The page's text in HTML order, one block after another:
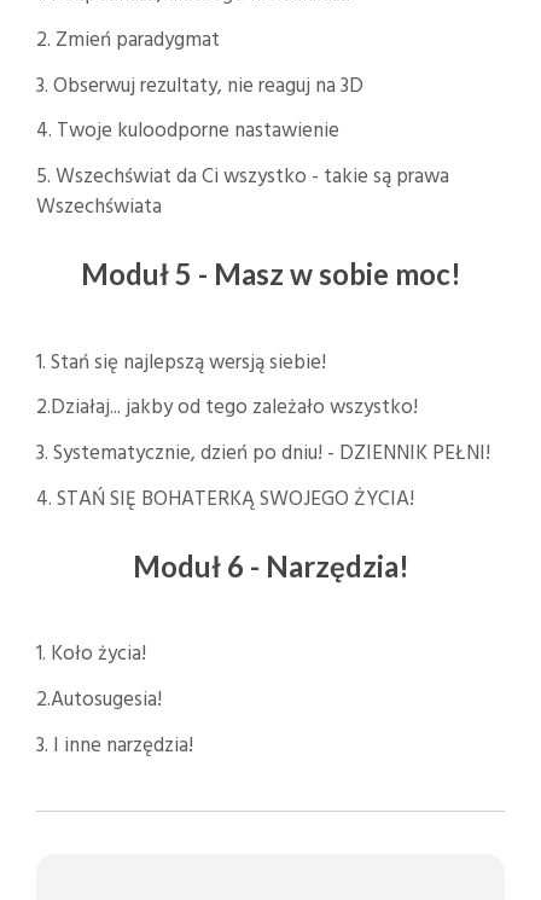
2. Zmień paradygmat
3. Obserwuj rezultaty, nie reaguj na 3D
4. Twoje kuloodporne nastawienie
5. Wszechświat da Ci wszystko - takie są prawa
Wszechświata
Moduł 5 - Masz w sobie moc!
1. Stań się najlepszą wersją siebie!
2.Działaj... jakby od tego zależało wszystko!
3. Systematycznie, dzień po dniu! - DZIENNIK PEŁNI!
4. STAŃ SIĘ BOHATERKĄ SWOJEGO ŻYCIA!
Moduł 6 - Narzędzia!
1. Koło życia!
2.Autosugesia!
3. I inne narzędzia!